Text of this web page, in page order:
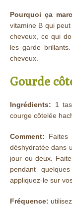
Pourquoi ça
vitamine B qui
cheveux, ce qui
les garde
cheveux.
Gourde
Ingrédients: 1
courge côtelée
Comment: Faites
déshydratée dans
jour ou deux.
pendant
appliquez-le sur
Fréquence: